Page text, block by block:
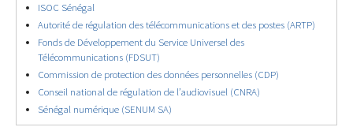
ISOC Sénégal
Autorité de régulation des télécommunications et des postes (ARTP)
Fonds de Développement du Service Universel des
Télécommunications (FDSUT)
Commission de protection des données personnelles (CDP)
Conseil national de régulation de l’audiovisuel (CNRA)
Sénégal numérique (SENUM SA)